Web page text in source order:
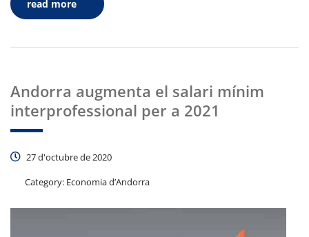
read more
Andorra augmenta el salari mínim
interprofessional per a 2021
27 d'octubre de 2020
Category: Economia d’Andorra